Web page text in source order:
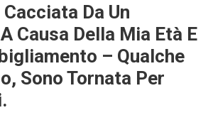
Da Un
Causa Della Mia Età E
– Qualche
Sono Tornata Per